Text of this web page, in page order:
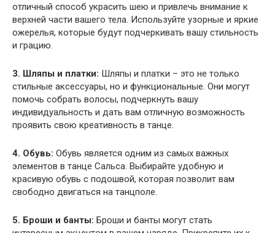
отличный способ украсить шею и привлечь внимание к
верхней части вашего тела. Используйте узорные и яркие
ожерелья, которые будут подчеркивать вашу стильность
и грацию.
3. Шляпы и платки: Шляпы и платки – это не только
стильные аксессуары, но и функциональные. Они могут
помочь собрать волосы, подчеркнуть вашу
индивидуальность и дать вам отличную возможность
проявить свою креативность в танце.
4. Обувь: Обувь является одним из самых важных
элементов в танце Сальса. Выбирайте удобную и
красивую обувь с подошвой, которая позволит вам
свободно двигаться на танцполе.
5. Броши и банты: Броши и банты могут стать